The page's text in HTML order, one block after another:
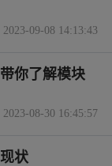
2023-09-08 14:13:43
你了解模块
2023-08-30 16:45:57
状